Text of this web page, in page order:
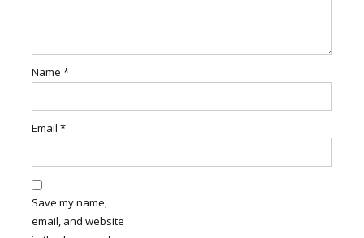
Name *
Email *
Save my name,
email, and website